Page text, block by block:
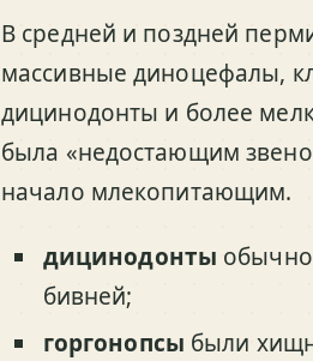
В средней и поздней
массивные диноцефалы,
дицинодонты и более
была «недостающим
начало млекопитающим.
дицинодонты
бивней;
горгонопсы были